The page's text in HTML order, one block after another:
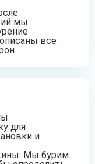
мы
все
для
и
Мы бурим